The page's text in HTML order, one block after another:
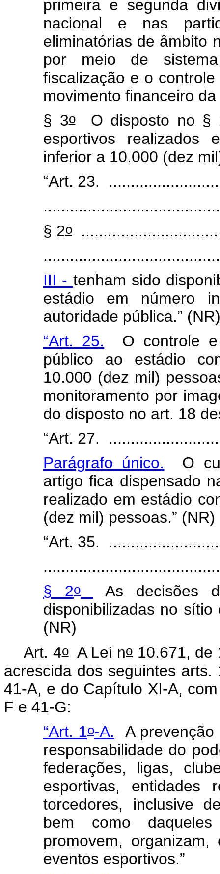
primeira e segunda
nacional e nas
eliminatórias de âmbito
por meio de
fiscalização e o
movimento financeiro
§ 3oO disposto no §
esportivos realizados
inferior a 10.000 (dez
“Art. 23.
§ 2o
III - tenham sido
estádio em número
autoridade pública.”
“Art. 25. O controle e
público ao estádio
10.000 (dez mil)
monitoramento por
do disposto no art. 18
“Art. 27.
Parágrafo único. O
artigo fica dispensado
realizado em estádio
(dez mil) pessoas.” (NR)
“Art. 35.
§ 2o
As decisões
disponibilizadas no
(NR)
Art. 4oA Lei no 10.671, de
acrescida dos seguintes arts.
41-A, e do Capítulo XI-A,
F e 41-G:
“Art. 1o-A.
A
responsabilidade do
federações, ligas,
esportivas, entidades
torcedores, inclusive
bem como
promovem,
eventos esportivos.”